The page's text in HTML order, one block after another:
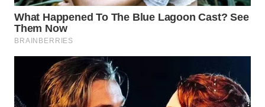
WN
SUBANG
WN
SUKABUMI